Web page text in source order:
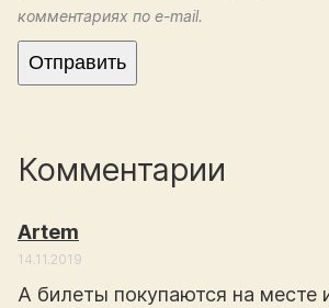
комментариях по e-mail.
Комментарии
Artem
14.11.2019
А билеты покупаются на месте